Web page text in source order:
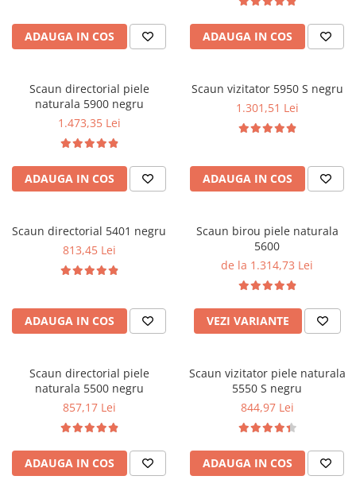
ADAUGA IN COS
Performanta la Birou
ADAUGA IN COS
Scaun directorial piele
naturala 5900 negru
1.473,35 Lei
ADAUGA IN COS
Scaun vizitator 5950 S negru
1.301,51 Lei
ADAUGA IN COS
Scaun directorial 5401 negru
813,45 Lei
ADAUGA IN COS
Scaun birou piele naturala
5600
de la 1.314,73 Lei
VEZI VARIANTE
Scaun directorial piele
naturala 5500 negru
857,17 Lei
ADAUGA IN COS
Scaun vizitator piele naturala
5550 S negru
844,97 Lei
ADAUGA IN COS